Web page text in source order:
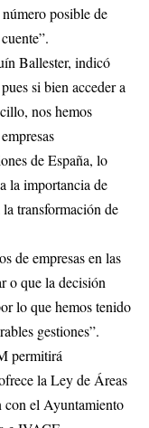
posible de
Ballester, indicó
si bien acceder a
nos hemos
de España, lo
la importancia de
transformación de
de empresas en las
o que la decisión
lo que hemos tenido
gestiones”.
permitirá
la Ley de Áreas
con el Ayuntamiento